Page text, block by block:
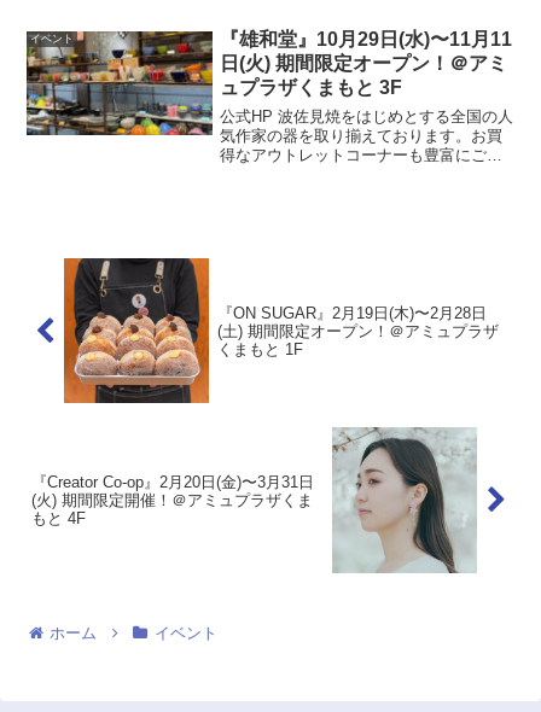
に参加していただきま...
イベント
『雄和堂』10月29日(水)〜11月11
日(火) 期間限定オープン！＠アミ
ュプラザくまもと 3F
公式HP 波佐見焼をはじめとする全国の人
気作家の器を取り揃えております。お買
得なアウトレットコーナーも豊富にご用
『ON SUGAR』2月19日(木)〜2月28日
(土) 期間限定オープン！＠アミュプラザ
くまもと 1F
『Creator Co-op』2月20日(金)〜3月31日
(火) 期間限定開催！＠アミュプラザくま
もと 4F
ホーム イベント